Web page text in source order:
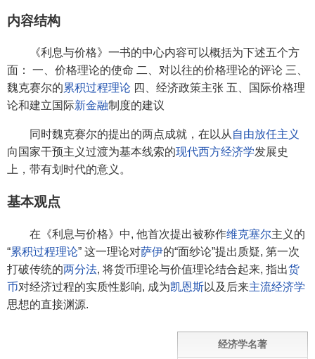
内容结构
《利息与价格》一书的中心内容可以概括为下述五个方
面： 一、价格理论的使命 二、对以往的价格理论的评论 三、
魏克赛尔的累积过程理论 四、经济政策主张 五、国际价格理
论和建立国际新金融制度的建议
同时魏克赛尔的提出的两点成就，在以从自由放任主义
向国家干预主义过渡为基本线索的现代西方经济学发展史
上，带有划时代的意义。
基本观点
在《利息与价格》中, 他首次提出被称作维克塞尔主义的
“累积过程理论” 这一理论对萨伊的“面纱论”提出质疑, 第一次
打破传统的两分法, 将货币理论与价值理论结合起来, 指出货
币对经济过程的实质性影响, 成为凯恩斯以及后来主流经济学
思想的直接渊源.
经济学名著